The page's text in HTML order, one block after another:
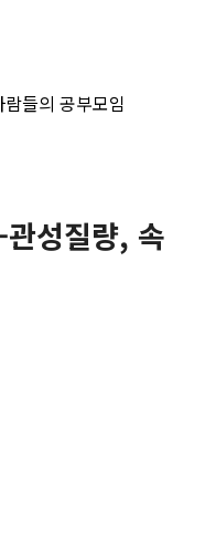
들의 공부모임
성질량, 속